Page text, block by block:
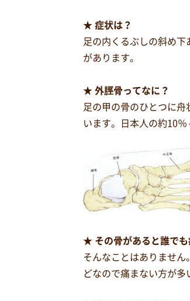
★ 症状は？
足の内くるぶしの斜め
があります。
★ 外脛骨ってなに？
足の甲の骨のひとつに
います。日本人の約10
★ その骨があると誰でも
そんなことはありませ
どなので痛まない方が多